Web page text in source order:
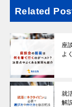
Related
座
よ
就
解